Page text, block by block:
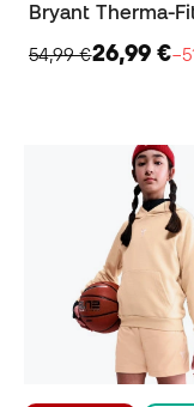
Bryant Therma-
54,99 €26,99 €